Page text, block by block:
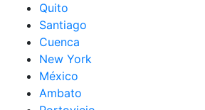
Quito
Santiago
Cuenca
New York
México
Ambato